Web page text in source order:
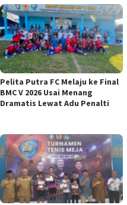
Pelita Putra FC Melaju ke Final
BMC V 2026 Usai Menang
Dramatis Lewat Adu Penalti